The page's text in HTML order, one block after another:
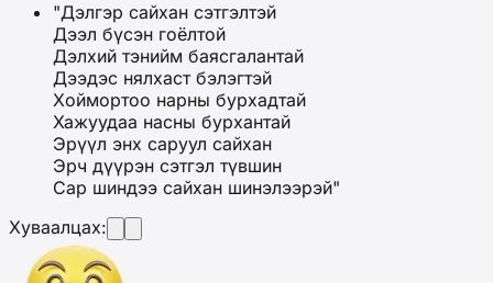
"Дэлгэр сайхан сэтгэлтэй
Дээл бүсэн гоёлтой
Дэлхий тэнийм баясгалантай
Дээдэс нялхаст бэлэгтэй
Хоймортоо нарны бурхадтай
Хажуудаа насны бурхантай
Эрүүл энх саруул сайхан
Эрч дүүрэн сэтгэл түвшин
Сар шиндээ сайхан шинэлээрэй"
Хуваалцах: